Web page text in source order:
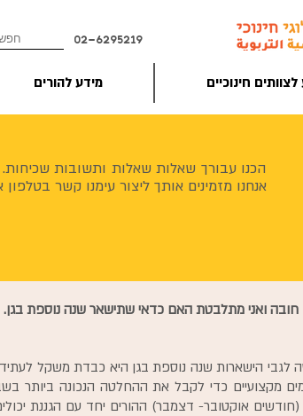
02-6295219
חינוכיים מידע להורים
הכנו עבורך שאלות שאלות ותשובות שכיחות.
אנחנו מזמינים אותך ליצור עימנו קשר
חובה ואני מתלבטת האם כדאי שתישאר שנה נוספת בגן.
לגבי הישארות שנה נוספת בגן היא כבדת משקל
מקצועיים כדי לקבל את ההחלטה הנכונה ביותר
(חודשים אוקטובר- דצמבר) ההורים יחד עם הגננת